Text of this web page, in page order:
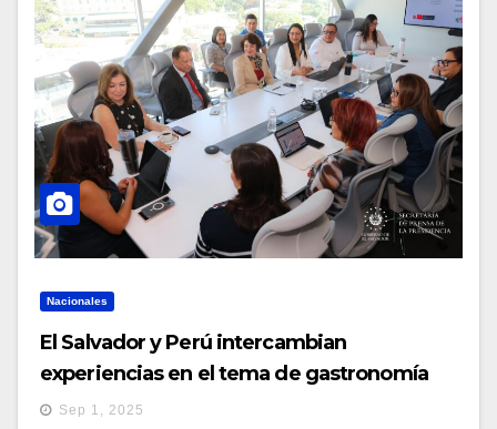
Nacionales
El Salvador y Perú intercambian
experiencias en el tema de gastronomía
Sep 1, 2025